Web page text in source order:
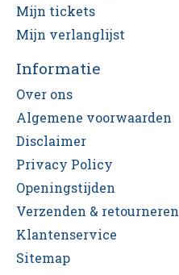
Mijn tickets
Mijn verlanglijst
Informatie
Over ons
Algemene voorwaarden
Disclaimer
Privacy Policy
Openingstijden
Verzenden & retourneren
Klantenservice
Sitemap